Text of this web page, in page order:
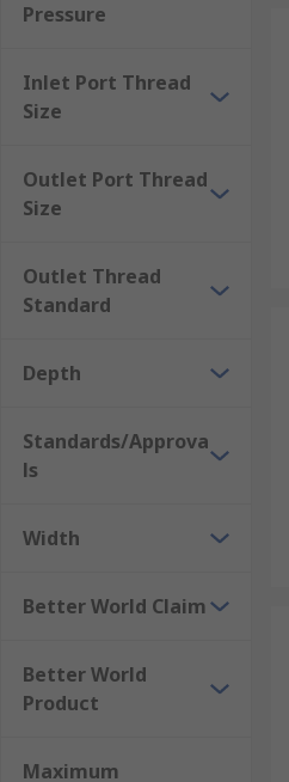
Pressure
Inlet Port Thread
Size
Outlet Port Thread
Size
Outlet Thread
Standard
Depth
Standards/Approva
ls
Width
Better World Claim
Better World
Product
Maximum